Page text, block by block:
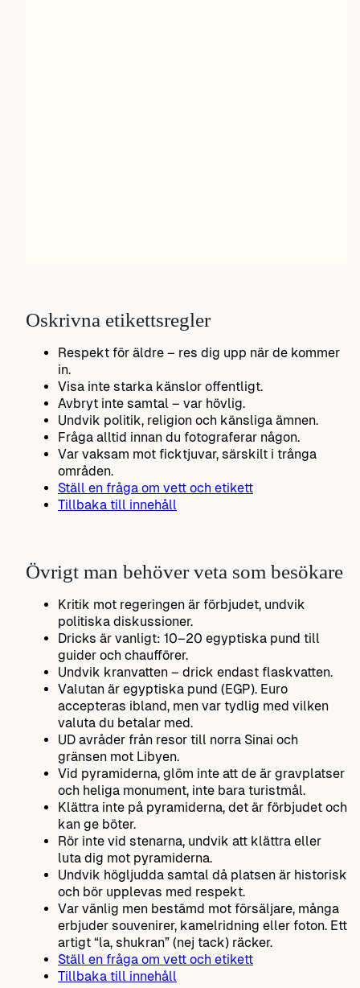
Oskrivna etikettsregler
Respekt för äldre – res dig upp när de kommer
in.
Visa inte starka känslor offentligt.
Avbryt inte samtal – var hövlig.
Undvik politik, religion och känsliga ämnen.
Fråga alltid innan du fotograferar någon.
Var vaksam mot ficktjuvar, särskilt i trånga
områden.
Ställ en fråga om vett och etikett
Tillbaka till innehåll
Övrigt man behöver veta som besökare
Kritik mot regeringen är förbjudet, undvik
politiska diskussioner.
Dricks är vanligt: 10–20 egyptiska pund till
guider och chaufförer.
Undvik kranvatten – drick endast flaskvatten.
Valutan är egyptiska pund (EGP). Euro
accepteras ibland, men var tydlig med vilken
valuta du betalar med.
UD avråder från resor till norra Sinai och
gränsen mot Libyen.
Vid pyramiderna, glöm inte att de är gravplatser
och heliga monument, inte bara turistmål.
Klättra inte på pyramiderna, det är förbjudet och
kan ge böter.
Rör inte vid stenarna, undvik att klättra eller
luta dig mot pyramiderna.
Undvik högljudda samtal då platsen är historisk
och bör upplevas med respekt.
Var vänlig men bestämd mot försäljare, många
erbjuder souvenirer, kamelridning eller foton. Ett
artigt “la, shukran” (nej tack) räcker.
Ställ en fråga om vett och etikett
Tillbaka till innehåll